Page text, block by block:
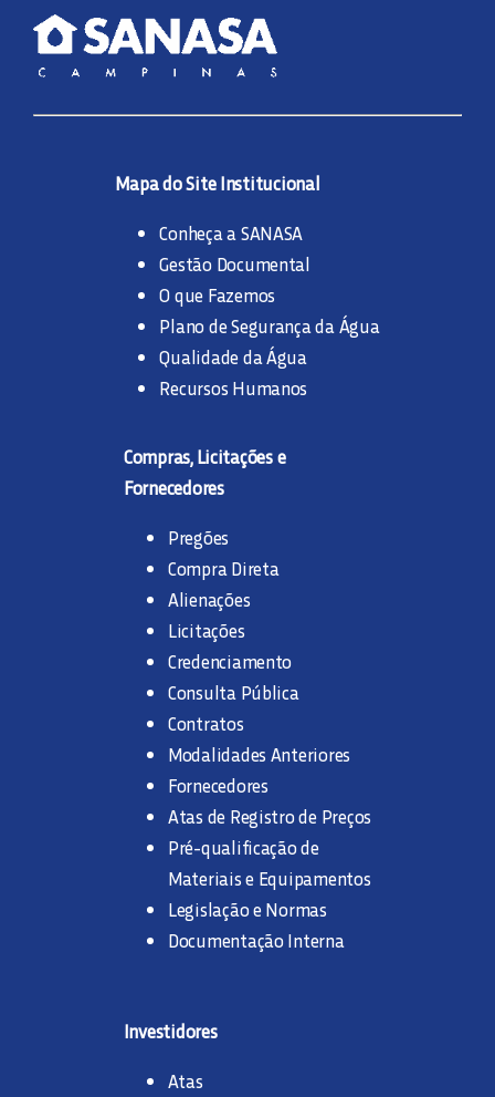
Mapa do Site Institucional
Conheça a SANASA
Gestão Documental
O que Fazemos
Plano de Segurança da Água
Qualidade da Água
Recursos Humanos
Compras, Licitações e
Fornecedores
Pregões
Compra Direta
Alienações
Licitações
Credenciamento
Consulta Pública
Contratos
Modalidades Anteriores
Fornecedores
Atas de Registro de Preços
Pré-qualificação de
Materiais e Equipamentos
Legislação e Normas
Documentação Interna
Investidores
Atas